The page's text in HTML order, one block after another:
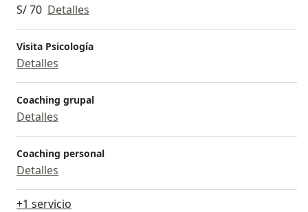
S/ 70 Detalles
Visita Psicología
Detalles
Coaching grupal
Detalles
Coaching personal
Detalles
+1 servicio